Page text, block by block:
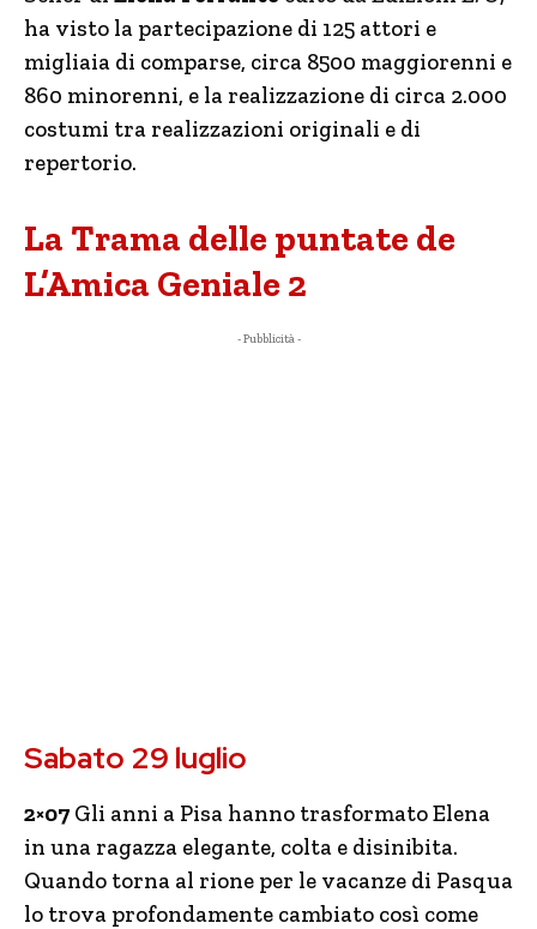
ha visto la partecipazione di 125 attori e
migliaia di comparse, circa 8500 maggiorenni e
860 minorenni, e la realizzazione di circa 2.000
costumi tra realizzazioni originali e di
repertorio.
La Trama delle puntate de
L’Amica Geniale 2
- Pubblicità -
Sabato 29 luglio
2×07 Gli anni a Pisa hanno trasformato Elena
in una ragazza elegante, colta e disinibita.
Quando torna al rione per le vacanze di Pasqua
lo trova profondamente cambiato così come